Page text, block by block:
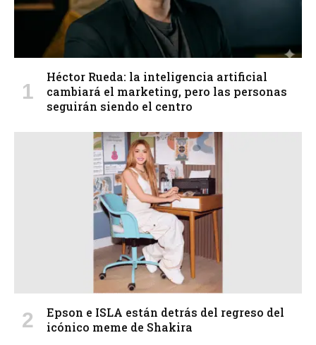
Héctor Rueda: la inteligencia artificial
cambiará el marketing, pero las personas
seguirán siendo el centro
Epson e ISLA están detrás del regreso del
icónico meme de Shakira